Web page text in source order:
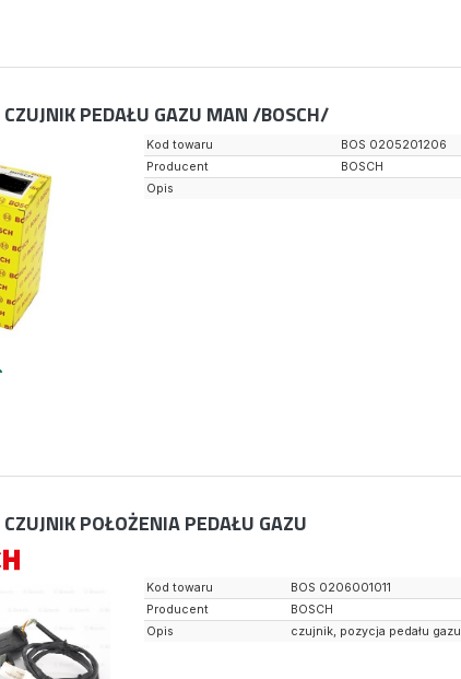
CZUJNIK PEDAŁU GAZU MAN /BOSCH/
Kod towaru
BOS 0205201206
Producent
BOSCH
Opis
CZUJNIK POŁOŻENIA PEDAŁU GAZU
Kod towaru
BOS 0206001011
Producent
BOSCH
Opis
czujnik, pozycja pedału gazu